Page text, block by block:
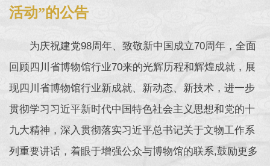
活动”的公告
为庆祝建党98周年、致敬新中国成立70周年，全面
回顾四川省博物馆行业70来的光辉历程和辉煌成就，展
现四川省博物馆行业新成就、新动态、新技术，进一步
贯彻学习习近平新时代中国特色社会主义思想和党的十
九大精神，深入贯彻落实习近平总书记关于文物工作系
列重要讲话，着眼于增强公众与博物馆的联系,鼓励更多